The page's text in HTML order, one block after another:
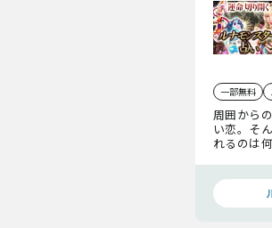
一部無料
周囲から
い恋。そ
れるのは